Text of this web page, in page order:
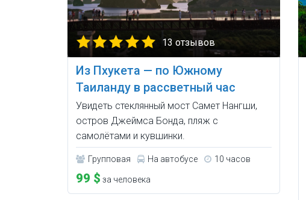
13 отзывов
Из Пхукета — по Южному
Таиланду в рассветный час
Увидеть стеклянный мост Самет Нангши,
остров Джеймса Бонда, пляж с
самолётами и кувшинки.
Групповая На автобусе 10 часов
99 $ за человека